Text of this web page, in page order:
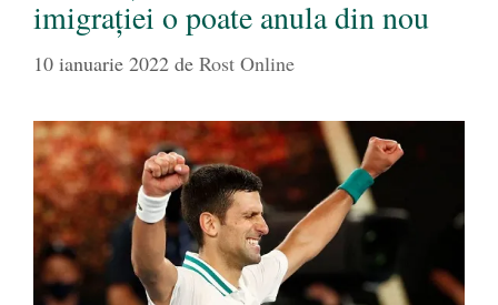
imigrației o poate anula din nou
10 ianuarie 2022 de Rost Online